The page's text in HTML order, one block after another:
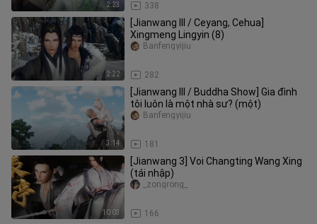
2:23 338
2:22
[Jianwang III / Ceyang, Cehua]
Xingmeng Lingyin (8)
282
Banfengyijiu
3:14
[Jianwang III / Buddha Show] Gia đình
tôi luôn là một nhà sư? (một)
181
Banfengyijiu
10:03
[Jianwang 3] Voi Changting Wang Xing
(tái nhập)
166
_zongrong_